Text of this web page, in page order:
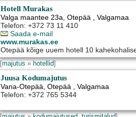
Hotell Murakas
Valga maantee 23a,Otepää , Valgamaa
Telefon: +372 73 11 410
Saada e-mail
www.murakas.ee
Otepää kõige uuem hotell 10
[majutus»hotellid]
Juusa Kodumajutus
Vana-Otepää,Otepää , Valgamaa
Telefon: +372 765 5344